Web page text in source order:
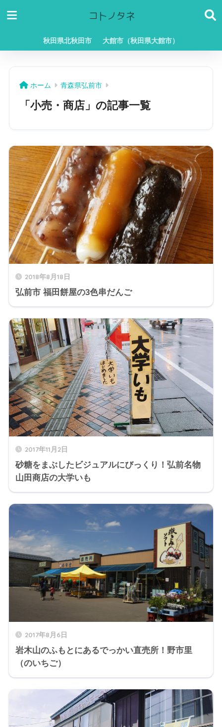
秋田県北秋田市 大館市（秋田県大館市）
ホーム 青森県弘前市
「小売・商店」の記事一覧
2018年8月18日
弘前市 福田餅屋の3色串だんご
2017年11月2日
砂糖をまぶしたビジュアルにびっくり！弘前名物
山田商店の大学いも
2017年8月6日
岩木山のふもとにあるでっかい直売所！野市里
（のいちご）